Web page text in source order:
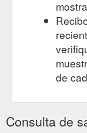
de
Consulta de